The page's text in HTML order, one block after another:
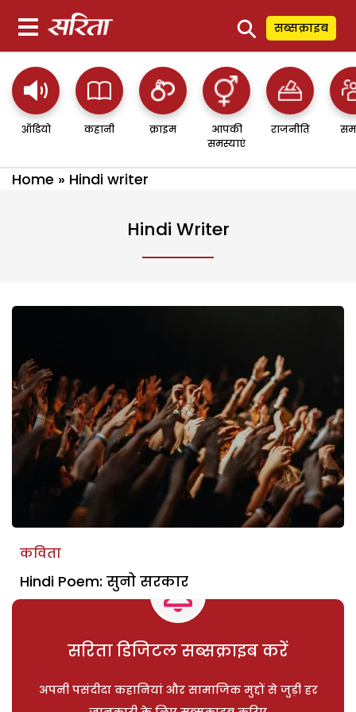
⚲ सब्सक्राइब
ऑडियो कहानी क्राइम
आपकी
समस्याएं
राजनीति
Home » Hindi writer
Hindi Writer
कविता
Hindi Poem: सुनो सरकार
सरिता डिजिटल सब्सक्राइब करें
अपनी पसंदीदा कहानियां और सामाजिक मुद्दों से जुड़ी हर